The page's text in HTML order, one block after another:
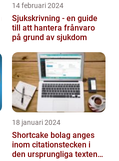
14 februari 2024
Sjukskrivning - en guide
till att hantera frånvaro
på grund av sjukdom
18 januari 2024
Shortcake bolag anges
inom citationstecken i
den ursprungliga texten